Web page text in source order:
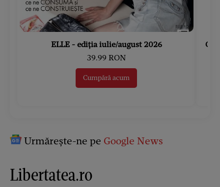
ELLE - ediția iulie/august 2026
39.99 RON
Cumpără acum
Urmărește-ne pe Google News
Libertatea.ro